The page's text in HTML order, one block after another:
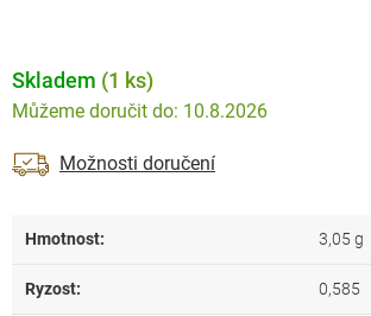
Skladem (1 ks)
10.8.2026
Možnosti doručení
Hmotnost: 3,05 g
Ryzost: 0,585